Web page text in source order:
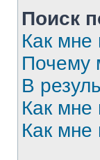
Поиск
Как
Почему
В
Как мне
Как мне